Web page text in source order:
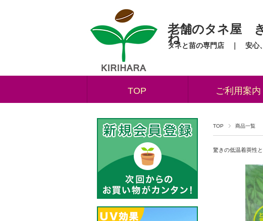
老舗のタネ屋
ね
タネと苗の専門店 ｜ 安心
TOP ご利用案内
TOP 商品一覧
驚きの低温着莢性